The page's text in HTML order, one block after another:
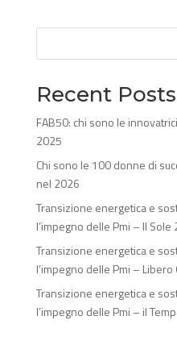
Recent Posts
FAB50: chi sono le
2025
Chi sono le 100 donne di
nel 2026
Transizione energetica e
l’impegno delle Pmi – Il Sole
Transizione energetica e
l’impegno delle Pmi –
Transizione energetica e
l’impegno delle Pmi – il